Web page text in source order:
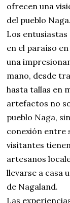
ofrecen una
del pueblo Naga.
Los
en el paraíso
una
mano, desde
hasta tallas en
artefactos no
pueblo Naga,
conexión entre
visitantes
artesanos
llevarse a casa
de Nagaland.
Las